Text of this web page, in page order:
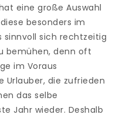
eine große Auswahl
besonders im
sinnvoll sich rechtzeitig
bemühen, denn oft
im Voraus
Urlauber, die zufrieden
das selbe
Jahr wieder. Deshalb